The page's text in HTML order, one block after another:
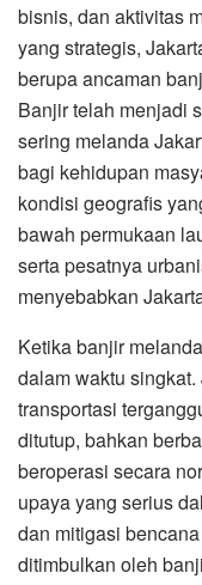
bisnis, dan aktivitas
yang strategis,
berupa ancaman
Banjir telah menjadi
sering melanda
bagi kehidupan
kondisi geografis
bawah permukaan
serta pesatnya
menyebabkan
Ketika banjir
dalam waktu
transportasi
ditutup, bahkan
beroperasi secara
upaya yang serius
dan mitigasi
ditimbulkan oleh